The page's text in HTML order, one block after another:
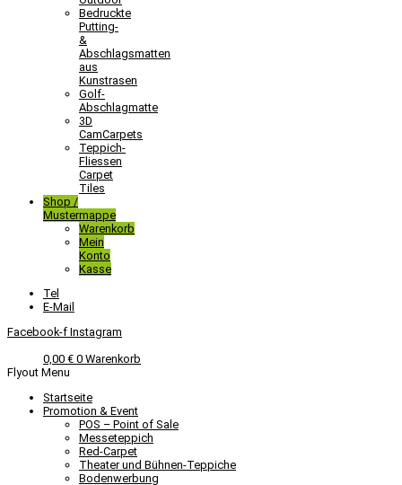
Bedruckte
Putting-
&
Abschlagsmatten
aus
Kunstrasen
Golf-
Abschlagmatte​
3D
CamCarpets
Teppich-
Fliessen
Carpet
Tiles
Shop /
Mustermappe
Warenkorb
Mein
Konto
Kasse
Tel
E-Mail
Facebook-f Instagram
0,00 € 0 Warenkorb
Flyout Menu
Startseite
Promotion & Event
POS – Point of Sale
Messeteppich
Red-Carpet
Theater und Bühnen-Teppiche
Bodenwerbung